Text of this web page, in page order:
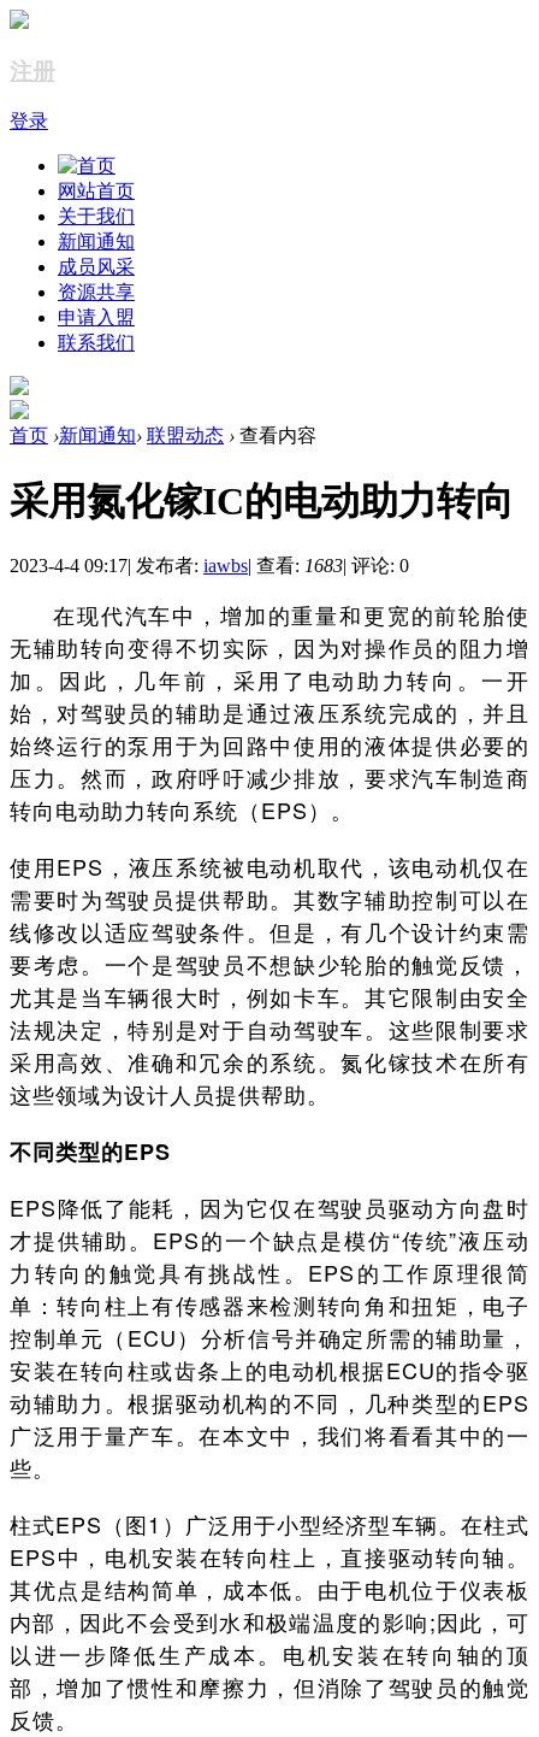
注册
登录
网站首页
关于我们
新闻通知
成员风采
资源共享
申请入盟
联系我们
首页 ›新闻通知› 联盟动态 › 查看内容
采用氮化镓IC的电动助力转向
2023-4-4 09:17| 发布者: iawbs| 查看: 1683| 评论: 0
在现代汽车中，增加的重量和更宽的前轮胎使
无辅助转向变得不切实际，因为对操作员的阻力增
加。因此，几年前，采用了电动助力转向。一开
始，对驾驶员的辅助是通过液压系统完成的，并且
始终运行的泵用于为回路中使用的液体提供必要的
压力。然而，政府呼吁减少排放，要求汽车制造商
转向电动助力转向系统（EPS）。
使用EPS，液压系统被电动机取代，该电动机仅在
需要时为驾驶员提供帮助。其数字辅助控制可以在
线修改以适应驾驶条件。但是，有几个设计约束需
要考虑。一个是驾驶员不想缺少轮胎的触觉反馈，
尤其是当车辆很大时，例如卡车。其它限制由安全
法规决定，特别是对于自动驾驶车。这些限制要求
采用高效、准确和冗余的系统。氮化镓技术在所有
这些领域为设计人员提供帮助。
不同类型的EPS
EPS降低了能耗，因为它仅在驾驶员驱动方向盘时
才提供辅助。EPS的一个缺点是模仿“传统”液压动
力转向的触觉具有挑战性。EPS的工作原理很简
单：转向柱上有传感器来检测转向角和扭矩，电子
控制单元（ECU）分析信号并确定所需的辅助量，
安装在转向柱或齿条上的电动机根据ECU的指令驱
动辅助力。根据驱动机构的不同，几种类型的EPS
广泛用于量产车。在本文中，我们将看看其中的一
些。
柱式EPS（图1）广泛用于小型经济型车辆。在柱式
EPS中，电机安装在转向柱上，直接驱动转向轴。
其优点是结构简单，成本低。由于电机位于仪表板
内部，因此不会受到水和极端温度的影响;因此，可
以进一步降低生产成本。电机安装在转向轴的顶
部，增加了惯性和摩擦力，但消除了驾驶员的触觉
反馈。